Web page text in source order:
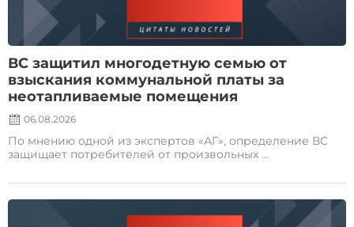
ВС защитил многодетную семью от
взыскания коммунальной платы за
неотапливаемые помещения
06.08.2026
По мнению одной из экспертов «АГ», определение ВС
защищает потребителей от произвольных ...